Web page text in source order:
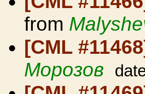
from
[CML
Морозов